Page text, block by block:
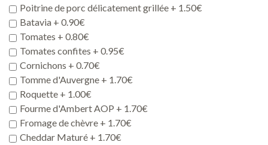
Poitrine de porc délicatement grillée + 1.50€
Batavia + 0.90€
Tomates + 0.80€
Tomates confites + 0.95€
Cornichons + 0.70€
Tomme d'Auvergne + 1.70€
Roquette + 1.00€
Fourme d'Ambert AOP + 1.70€
Fromage de chèvre + 1.70€
Cheddar Maturé + 1.70€